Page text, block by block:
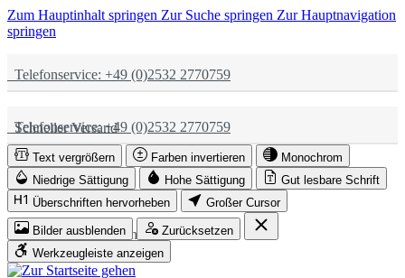
Zum Hauptinhalt springen Zur Suche springen Zur Hauptnavigation
springen
Telefonservice: +49 (0)2532 2770759
Schneller Versand
Partnerschaftlich
Sicher Einkaufen dank SSL
Telefonservice: +49 (0)2532 2770759
Schneller Versand
Partnerschaftlich
Text vergrößern Farben invertieren
Monochrom
Niedrige Sättigung
Hohe Sättigung
Gut lesbare Schrift
Überschriften hervorheben
Großer Cursor
Bilder ausblenden
Zurücksetzen
Werkzeugleiste anzeigen